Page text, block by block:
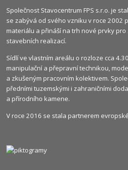
Společnost Stavocentrum FPS s.r.o. je
se zabývá od svého vzniku v roce 2002
materiálu a přináší na trh nové prvky
stavebních realizací.
Sídlí ve vlastním areálu o rozloze cca
manipulační a přepravní technikou,
a zkušeným pracovním kolektivem.
předními tuzemskými i zahraničními
a přírodního kamene.
V roce 2016 se stala partnerem